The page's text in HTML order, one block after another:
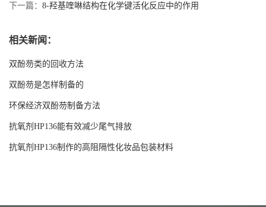
应
下一篇： 8-羟基喹啉结构在化学键活化反应中的作用
相关新闻：
双酚芴类的回收方法
双酚芴是怎样制备的
环保经济双酚芴制备方法
抗氧剂HP136能有效减少尾气排放
抗氧剂HP136制作的高阻隔性化妆品包装材料